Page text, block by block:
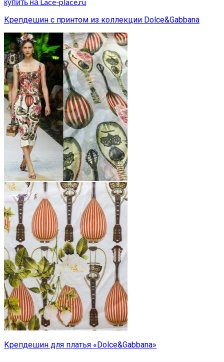
Крепдешин с принтом из коллекции Dolce&Gabbana
Крепдешин для платья «Dolce&Gabbana»